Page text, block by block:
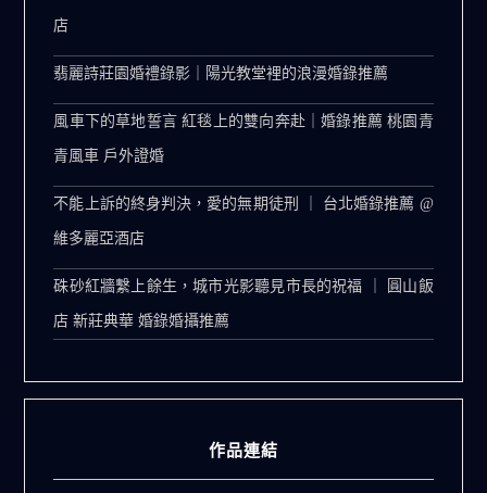
店
翡麗詩莊園婚禮錄影｜陽光教堂裡的浪漫婚錄推薦
風車下的草地誓言 紅毯上的雙向奔赴｜婚錄推薦 桃園青
青風車 戶外證婚
不能上訴的終身判決，愛的無期徒刑 ｜ 台北婚錄推薦 @
維多麗亞酒店
硃砂紅牆繫上餘生，城市光影聽見市長的祝福 ｜ 圓山飯
店 新莊典華 婚錄婚攝推薦
作品連結